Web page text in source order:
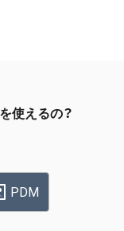
使えるの？
PDM